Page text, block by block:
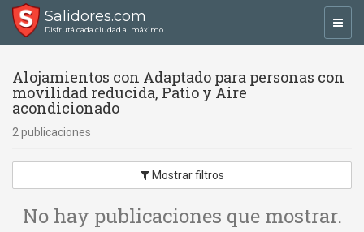
Salidores.com
Disfrutá cada ciudad al máximo
Alojamientos con Adaptado para personas con
movilidad reducida, Patio y Aire
acondicionado
2 publicaciones
Mostrar filtros
No hay publicaciones que mostrar.